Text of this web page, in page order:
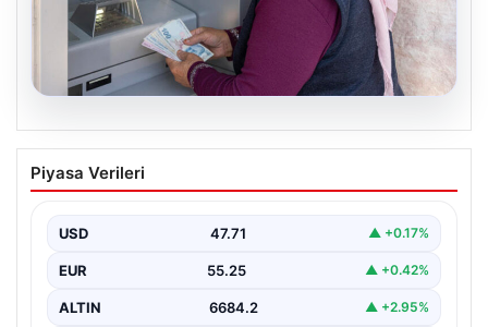
Emekli maaşı ödemeleri ne zaman
yatacak? SGK, Bağ-Kur, Emekli Sandığı
Piyasa Verileri
USD 47.71 ▲ +0.17%
EUR 55.25 ▲ +0.42%
ALTIN 6684.2 ▲ +2.95%